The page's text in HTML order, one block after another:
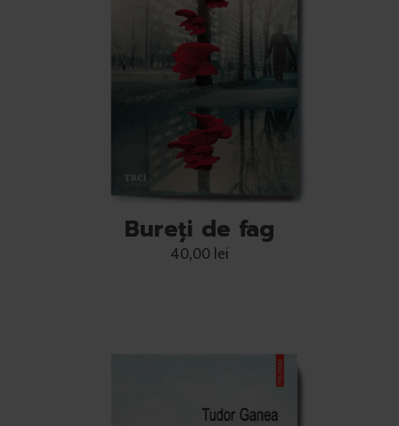
Bureți de fag
40,00lei